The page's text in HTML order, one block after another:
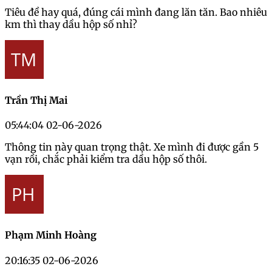
Tiêu đề hay quá, đúng cái mình đang lăn tăn. Bao nhiêu
km thì thay dầu hộp số nhỉ?
Trần Thị Mai
05:44:04 02-06-2026
Thông tin này quan trọng thật. Xe mình đi được gần 5
vạn rồi, chắc phải kiểm tra dầu hộp số thôi.
Phạm Minh Hoàng
20:16:35 02-06-2026